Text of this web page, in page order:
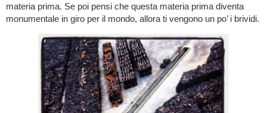
materia prima. Se poi pensi che questa materia prima diventa
monumentale in giro per il mondo, allora ti vengono un po’ i brividi.